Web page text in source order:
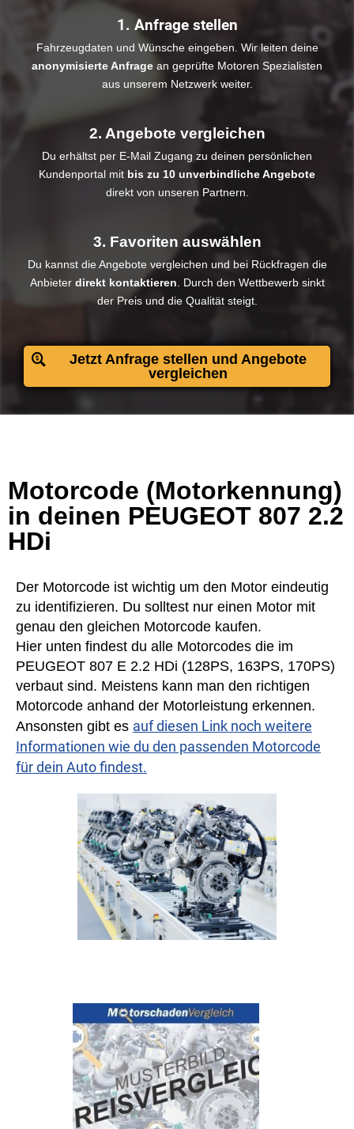
1. Anfrage stellen
Fahrzeugdaten und Wünsche eingeben. Wir leiten deine
anonymisierte Anfrage an geprüfte Motoren Spezialisten
aus unserem Netzwerk weiter.
2. Angebote vergleichen
Du erhältst per E-Mail Zugang zu deinen persönlichen
Kundenportal mit bis zu 10 unverbindliche Angebote
direkt von unseren Partnern.
3. Favoriten auswählen
Du kannst die Angebote vergleichen und bei Rückfragen die
Anbieter direkt kontaktieren . Durch den Wettbewerb sinkt
der Preis und die Qualität steigt.​
Jetzt Anfrage stellen und Angebote
vergleichen
Motorcode (Motorkennung)
in deinen PEUGEOT 807 2.2
HDi
Der Motorcode ist wichtig um den Motor eindeutig
zu identifizieren. Du solltest nur einen Motor mit
genau den gleichen Motorcode kaufen.
Hier unten findest du alle Motorcodes die im
PEUGEOT 807 E 2.2 HDi (128PS, 163PS, 170PS)
verbaut sind. Meistens kann man den richtigen
Motorcode anhand der Motorleistung erkennen.
Ansonsten gibt es auf diesen Link noch weitere
Informationen wie du den passenden Motorcode
für dein Auto findest.